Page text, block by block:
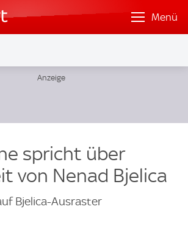
Menü
spricht über
von Nenad Bjelica
Bjelica-Ausraster